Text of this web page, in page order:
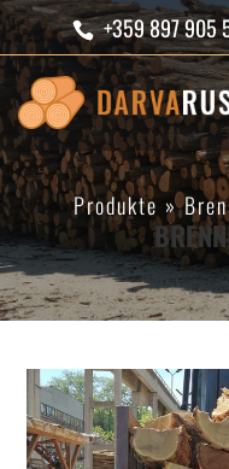
+359 897 905
Produkte »